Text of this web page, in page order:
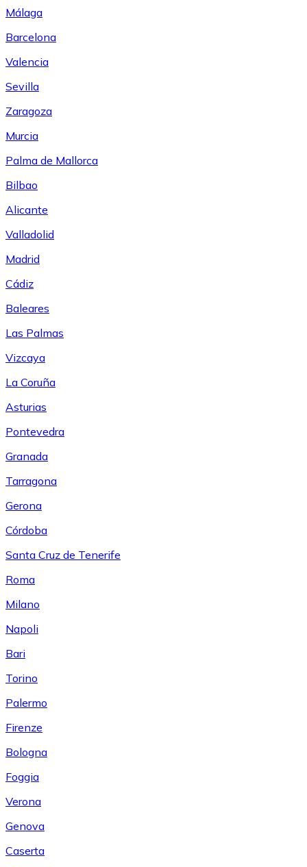
Málaga
Barcelona
Valencia
Sevilla
Zaragoza
Murcia
Palma de Mallorca
Bilbao
Alicante
Valladolid
Madrid
Cádiz
Baleares
Las Palmas
Vizcaya
La Coruña
Asturias
Pontevedra
Granada
Tarragona
Gerona
Córdoba
Santa Cruz de Tenerife
Roma
Milano
Napoli
Bari
Torino
Palermo
Firenze
Bologna
Foggia
Verona
Genova
Caserta